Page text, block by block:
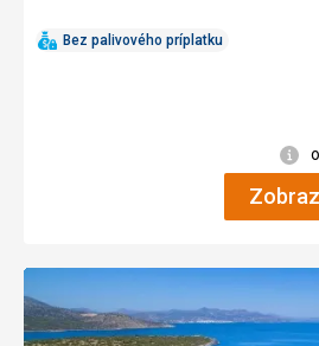
Bez palivového príplatku